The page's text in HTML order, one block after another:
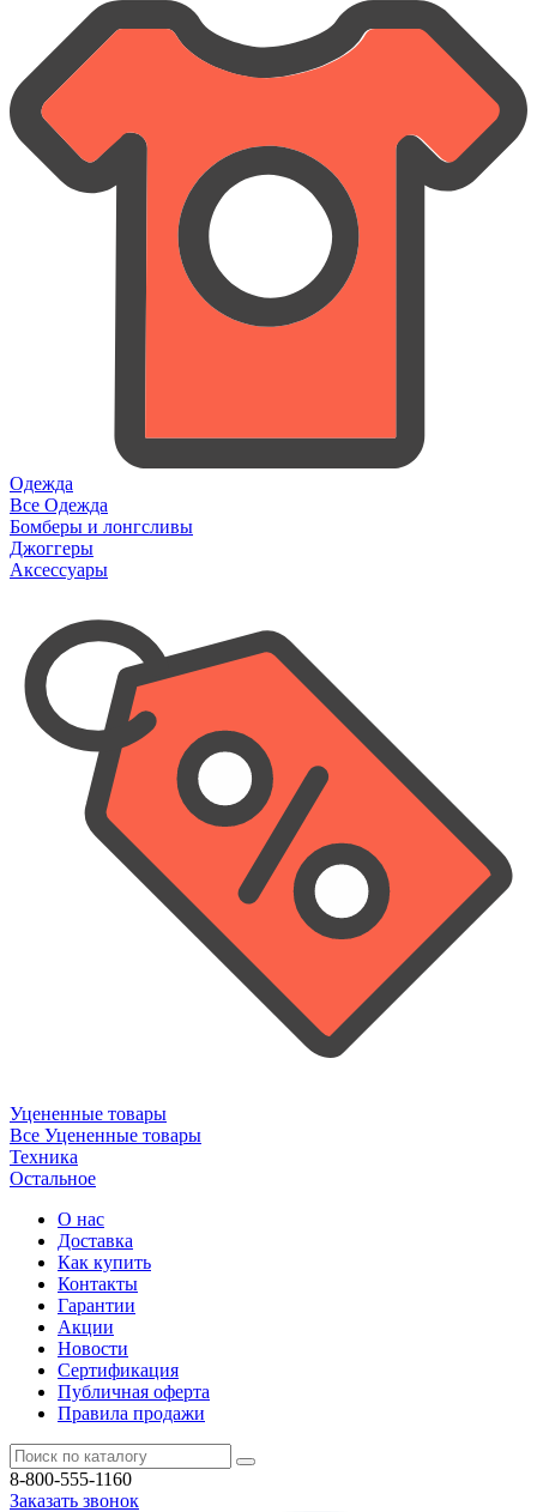
Одежда
Все Одежда
Бомберы и лонгсливы
Джоггеры
Аксессуары
Уцененные товары
Все Уцененные товары
Техника
Остальное
О нас
Доставка
Как купить
Контакты
Гарантии
Акции
Новости
Cертификация
Публичная оферта
Правила продажи
8-800-555-1160
Заказать звонок